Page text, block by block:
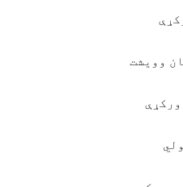
وويشت